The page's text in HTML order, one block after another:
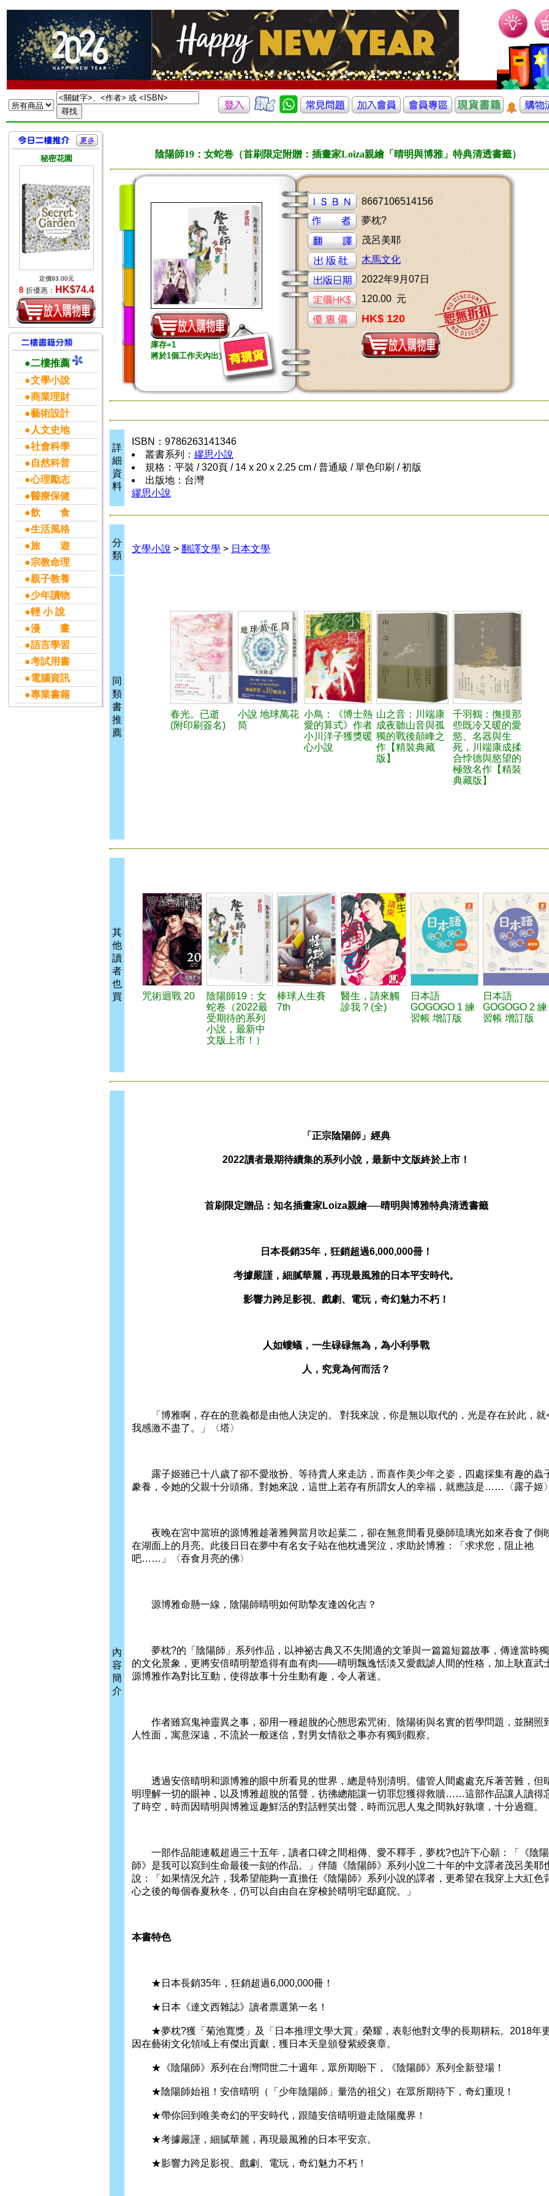
秘密花園
定價93.00元
8 折優惠： HK$74.4
●二樓推薦
●文學小說
●商業理財
●藝術設計
●人文史地
●社會科學
●自然科普
●心理勵志
●醫療保健
●飲 食
●生活風格
●旅 遊
●宗教命理
●親子教養
●少年讀物
●輕 小 說
●漫 畫
●語言學習
●考試用書
●電腦資訊
●專業書籍
陰陽師19：女蛇卷（首刷限定附贈：插畫家Loiza親繪「晴明與博雅」特典清透書籤）
庫存=1
將於1個工作天內出貨
8667106514156
夢枕?
茂呂美耶
木馬文化
2022年9月07日
120.00 元
HK$ 120
詳
細
資
料
ISBN：9786263141346
叢書系列： 繆思小說
規格：平裝 / 320頁 / 14 x 20 x 2.25 cm / 普通級 / 單色印刷 / 初版
出版地：台灣
繆思小說
分
類
文學小說 > 翻譯文學 > 日本文學
同
類
書
推
薦
春光。已逝
(附印刷簽名)
小說 地球萬花
筒
小鳥：《博士熱
愛的算式》作者
小川洋子獲獎暖
心小說
山之音：川端康
成夜聽山音與孤
獨的戰後顛峰之
作【精裝典藏
版】
千羽鶴：撫摸那
些既冷又暖的愛
慾、名器與生
死，川端康成揉
合悖德與慾望的
極致名作【精裝
典藏版】
其
他
讀
者
也
買
咒術迴戰 20
陰陽師19：女
蛇卷（2022最
受期待的系列
小說，最新中
文版上市！）
棒球人生賽
7th
醫生，請來觸
診我 ? (全)
日本語
GOGOGO 1 練
習帳 增訂版
日本語
GOGOGO 2 練
習帳 增訂版
內
容
簡
介
「正宗陰陽師」經典
2022讀者最期待續集的系列小說，最新中文版終於上市！
首刷限定贈品：知名插畫家Loiza親繪──晴明與博雅特典清透書籤
日本長銷35年，狂銷超過6,000,000冊！
考據嚴謹，細膩華麗，再現最風雅的日本平安時代。
影響力跨足影視、戲劇、電玩，奇幻魅力不朽！
人如螻蟻，一生碌碌無為，為小利爭戰
人，究竟為何而活？
「博雅啊，存在的意義都是由他人決定的。 對我來說，你是無以取代的，光是存在於此，就
我感激不盡了。」〈塔〉
露子姬雖已十八歲了卻不愛妝扮、等待貴人來走訪，而喜作美少年之姿，四處採集有趣的蟲
豢養，令她的父親十分頭痛。對她來說，這世上若存有所謂女人的幸福，就應該是……〈露子姬〉
夜晚在宮中當班的源博雅趁著雅興當月吹起葉二，卻在無意間看見藥師琉璃光如來吞食了倒
在湖面上的月亮。此後日日在夢中有名女子站在他枕邊哭泣，求助於博雅：「求求您，阻止祂
吧……」〈吞食月亮的佛〉
源博雅命懸一線，陰陽師晴明如何助摯友逢凶化吉？
夢枕?的「陰陽師」系列作品，以神祕古典又不失閒適的文筆與一篇篇短篇故事，傳達當時
的文化景象，更將安倍晴明塑造得有血有肉——晴明飄逸恬淡又愛戲謔人間的性格，加上耿直武
源博雅作為對比互動，使得故事十分生動有趣，令人著迷。
作者雖寫鬼神靈異之事，卻用一種超脫的心態思索咒術、陰陽術與名實的哲學問題，並關照
人性面，寓意深遠，不流於一般迷信，對男女情欲之事亦有獨到觀察。
透過安倍晴明和源博雅的眼中所看見的世界，總是特別清明。儘管人間處處充斥著苦難，但
明理解一切的眼神，以及博雅超脫的笛聲，彷彿總能讓一切罪愆獲得救贖……這部作品讓人讀得
了時空，時而因晴明與博雅逗趣鮮活的對話輕笑出聲，時而沉思人鬼之間孰好孰壞，十分過癮。
一部作品能連載超過三十五年，讀者口碑之間相傳、愛不釋手，夢枕?也許下心願：「《陰陽
師》是我可以寫到生命最後一刻的作品。」伴隨《陰陽師》系列小說二十年的中文譯者茂呂美耶
說：「如果情況允許，我希望能夠一直擔任《陰陽師》系列小說的譯者，更希望在我穿上大紅色
心之後的每個春夏秋冬，仍可以自由自在穿梭於晴明宅邸庭院。」
本書特色
★日本長銷35年，狂銷超過6,000,000冊！
★日本《達文西雜誌》讀者票選第一名！
★夢枕?獲「菊池寬獎」及「日本推理文學大賞」榮耀，表彰他對文學的長期耕耘。2018年
因在藝術文化領域上有傑出貢獻，獲日本天皇頒發紫綬褒章。
★《陰陽師》系列在台灣問世二十週年，眾所期盼下，《陰陽師》系列全新登場！
★陰陽師始祖！安倍晴明（「少年陰陽師」量浩的祖父）在眾所期待下，奇幻重現！
★帶你回到唯美奇幻的平安時代，跟隨安倍晴明遊走陰陽魔界！
★考據嚴謹，細膩華麗，再現最風雅的日本平安京。
★影響力跨足影視、戲劇、電玩，奇幻魅力不朽！